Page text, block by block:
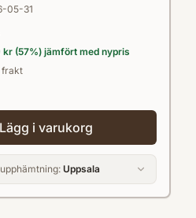
05-31
kr (57%) jämfört med nypris
frakt
i varukorg
Uppsala